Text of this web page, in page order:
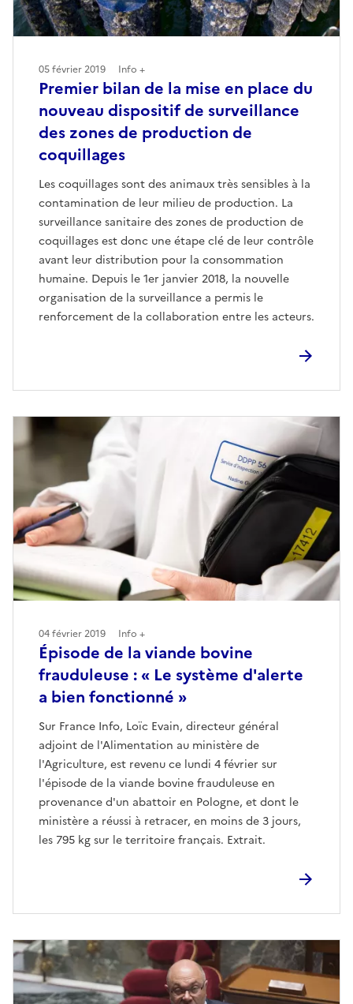
Premier bilan de la mise en place du
nouveau dispositif de surveillance
des zones de production de
coquillages
Les coquillages sont des animaux très sensibles à la
contamination de leur milieu de production. La
surveillance sanitaire des zones de production de
coquillages est donc une étape clé de leur contrôle
avant leur distribution pour la consommation
humaine. Depuis le 1er janvier 2018, la nouvelle
organisation de la surveillance a permis le
renforcement de la collaboration entre les acteurs.
05 février 2019 Info +
Épisode de la viande bovine
frauduleuse : « Le système d'alerte
a bien fonctionné »
Sur France Info, Loïc Evain, directeur général
adjoint de l'Alimentation au ministère de
l'Agriculture, est revenu ce lundi 4 février sur
l'épisode de la viande bovine frauduleuse en
provenance d'un abattoir en Pologne, et dont le
ministère a réussi à retracer, en moins de 3 jours,
les 795 kg sur le territoire français. Extrait.
04 février 2019 Info +